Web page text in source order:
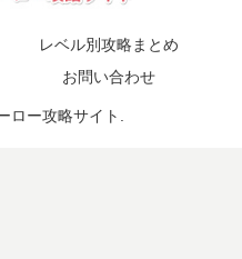
レベル別攻略まとめ
お問い合わせ
ー攻略サイト.